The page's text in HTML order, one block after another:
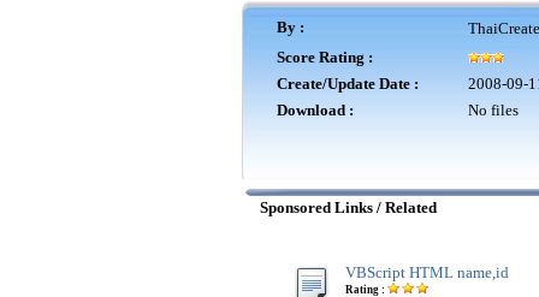
By :
Score Rating :
Create/Update Date :
2008-09-
Download :
No files
Sponsored Links / Related
VBScript HTML name,id
Rating :